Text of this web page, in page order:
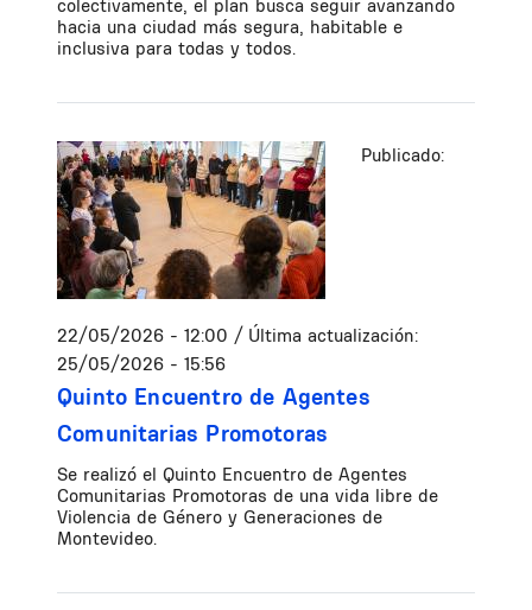
colectivamente, el plan busca seguir avanzando
hacia una ciudad más segura, habitable e
inclusiva para todas y todos.
Publicado:
22/05/2026 - 12:00 / Última actualización:
25/05/2026 - 15:56
Quinto Encuentro de Agentes
Comunitarias Promotoras
Se realizó el Quinto Encuentro de Agentes
Comunitarias Promotoras de una vida libre de
Violencia de Género y Generaciones de
Montevideo.